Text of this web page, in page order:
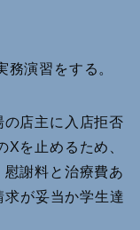
演習をする。
店主に入店拒否
Xを止めるため、
謝料と治療費あ
が妥当か学生達